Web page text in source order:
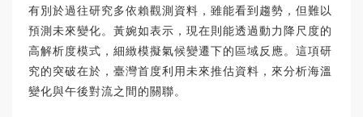
有別於過往研究多依賴觀測資料，雖能看到趨勢，但難以
預測未來變化。黃婉如表示，現在則能透過動力降尺度的
高解析度模式，細緻模擬氣候變遷下的區域反應。這項研
究的突破在於，臺灣首度利用未來推估資料，來分析海溫
變化與午後對流之間的關聯。